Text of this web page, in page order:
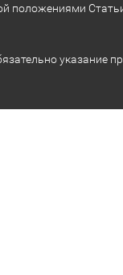
положениями
указание